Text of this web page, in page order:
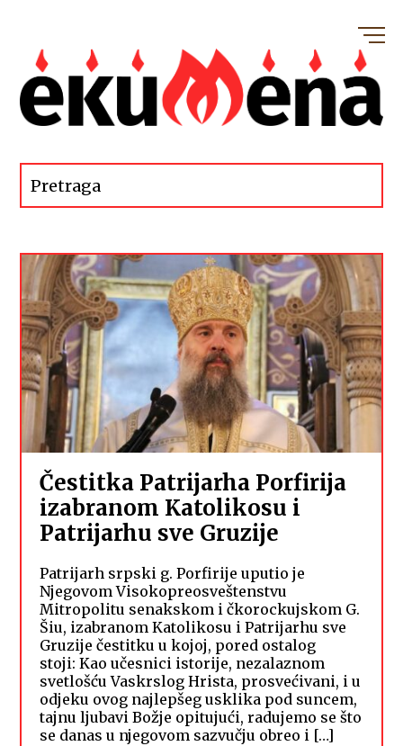
Čestitka Patrijarha Porfirija
izabranom Katolikosu i
Patrijarhu sve Gruzije
Patrijarh srpski g. Porfirije uputio je
Njegovom Visokopreosveštenstvu
Mitropolitu senakskom i čkorockujskom G.
Šiu, izabranom Katolikosu i Patrijarhu sve
Gruzije čestitku u kojoj, pored ostalog
stoji: Kao učesnici istorije, nezalaznom
svetlošću Vaskrslog Hrista, prosvećivani, i u
odjeku ovog najlepšeg usklika pod suncem,
tajnu ljubavi Božje opitujući, radujemo se što
se danas u njegovom sazvučju obreo i […]